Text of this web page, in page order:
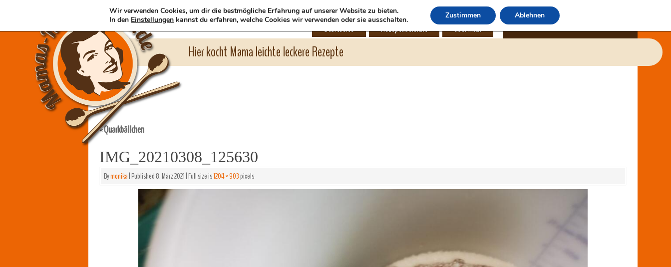
Hier kocht Mama leichte leckere Rezepte
Startseite Rezeptübersicht über mich
«Quarkbällchen
IMG_20210308_125630
Bymonika|Published8. März 2021|Full size is1204 × 903pixels
Wir verwenden Cookies, um dir die bestmögliche Erfahrung auf unserer Website zu bieten.
In den Einstellungen kannst du erfahren, welche Cookies wir verwenden oder sie ausschalten. Zustimmen Ablehnen